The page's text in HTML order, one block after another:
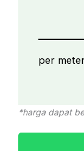
per
*harga dapat